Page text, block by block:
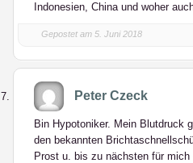
Indonesien, China und woher
Gepostet am 5. Juni 2018
Peter Czeck
Bin Hypotoniker. Mein Blutdruck
den bekannten
Prost u. bis zu nächsten für mich